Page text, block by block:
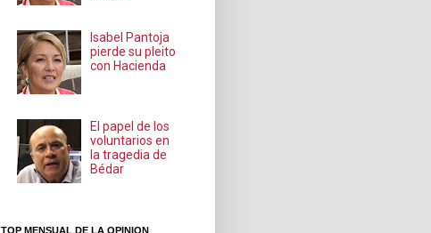
Isabel Pantoja
pierde su pleito
con Hacienda
El papel de los
voluntarios en
la tragedia de
Bédar
TOP MENSUAL DE LA OPINION